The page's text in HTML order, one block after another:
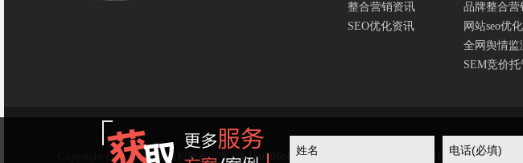
整合营销资讯
SEO优化资讯
品牌整合营
网站seo优化
全网舆情监
SEM竞价托
Copyright © 2015-2017 版权所有沪ICP备18018668号-2 沪公网安备 31010502006463号